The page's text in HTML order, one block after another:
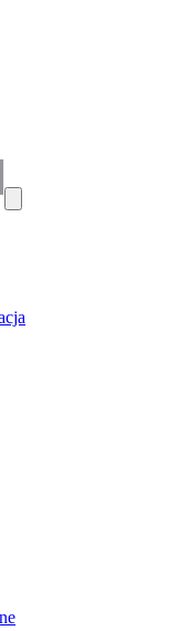
do serwisu